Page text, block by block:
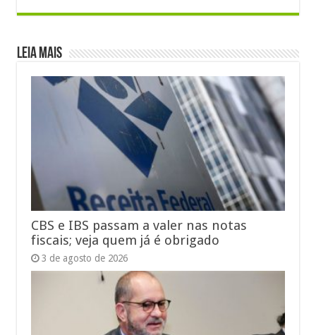
Leia Mais
CBS e IBS passam a valer nas notas
fiscais; veja quem já é obrigado
3 de agosto de 2026